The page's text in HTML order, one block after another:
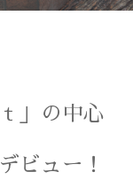
」の中心
ビュー！